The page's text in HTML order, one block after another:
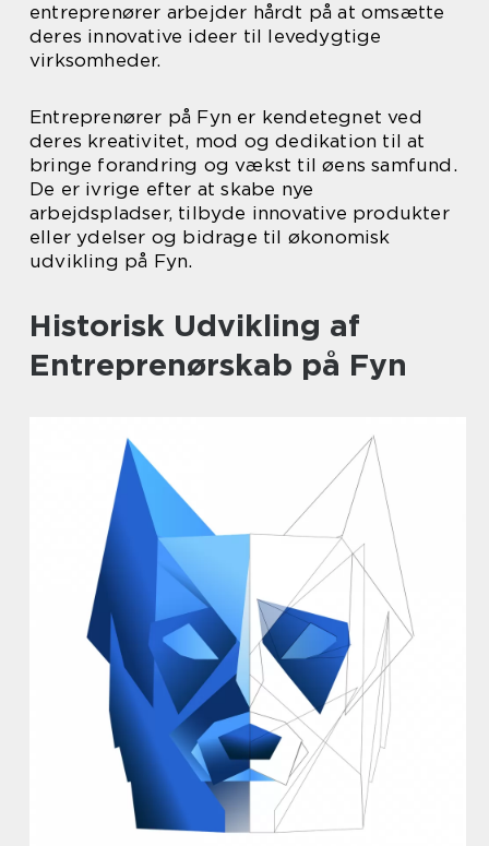
entreprenører arbejder hårdt på at omsætte
deres innovative ideer til levedygtige
virksomheder.
Entreprenører på Fyn er kendetegnet ved
deres kreativitet, mod og dedikation til at
bringe forandring og vækst til øens samfund.
De er ivrige efter at skabe nye
arbejdspladser, tilbyde innovative produkter
eller ydelser og bidrage til økonomisk
udvikling på Fyn.
Historisk Udvikling af
Entreprenørskab på Fyn